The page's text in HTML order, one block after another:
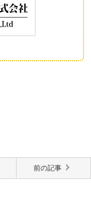
前の記事